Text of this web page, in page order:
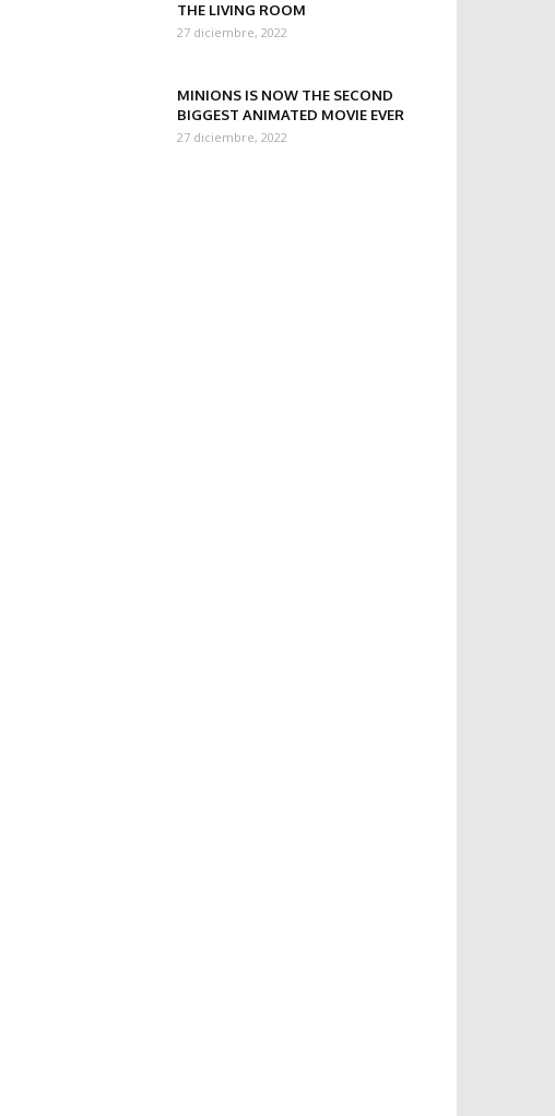
THE LIVING ROOM
27 diciembre, 2022
MINIONS IS NOW THE SECOND
BIGGEST ANIMATED MOVIE EVER
27 diciembre, 2022